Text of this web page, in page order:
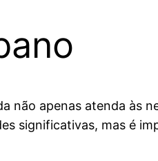
não apenas atenda às
significativas, mas é